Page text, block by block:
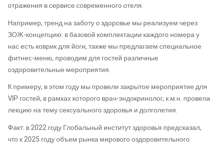
отражения в сервисе современного отеля.
Например, тренд на заботу о здоровье мы реализуем через
ЗОЖ-концепцию: в базовой комплектации каждого номера у
нас есть коврик для йоги, также мы предлагаем специальное
фитнес-меню, проводим для гостей различные
оздоровительные мероприятия.
К примеру, в этом году мы провели закрытое мероприятие для
VIP гостей, в рамках которого врач-эндокринолог, к.м.н. провела
лекцию на тему сексуального здоровья и долголетия.
Факт: в 2022 году Глобальный институт здоровья предсказал,
что к 2025 году объем рынка мирового оздоровительного